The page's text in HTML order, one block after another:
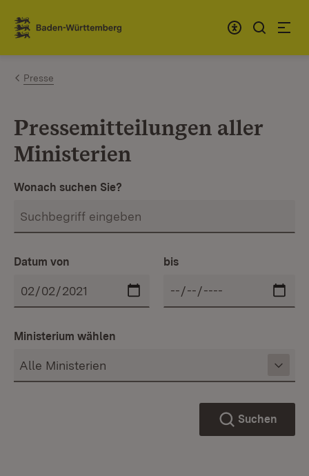
Zum Inhalt springen
Link zur Startseite
Presse
Pressemitteilungen aller
Ministerien
Wonach suchen Sie?
Datum von bis
Ministerium wählen
Suchen